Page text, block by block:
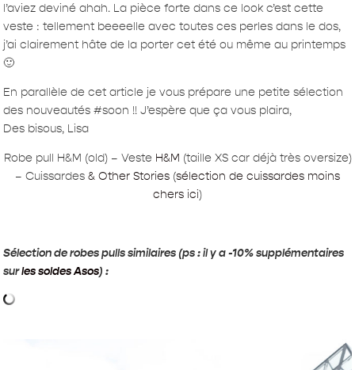
l’aviez deviné ahah. La pièce forte dans ce look c’est cette
veste : tellement beeeelle avec toutes ces perles dans le dos,
j’ai clairement hâte de la porter cet été ou même au printemps
🙂
En parallèle de cet article je vous prépare une petite sélection
des nouveautés #soon !! J’espère que ça vous plaira,
Des bisous, Lisa
Robe pull H&M (old) – Veste H&M (taille XS car déjà très oversize)
– Cuissardes & Other Stories (sélection de cuissardes moins
chers ici)
Sélection de robes pulls similaires (ps : il y a -10% supplémentaires
surles soldes Asos) :